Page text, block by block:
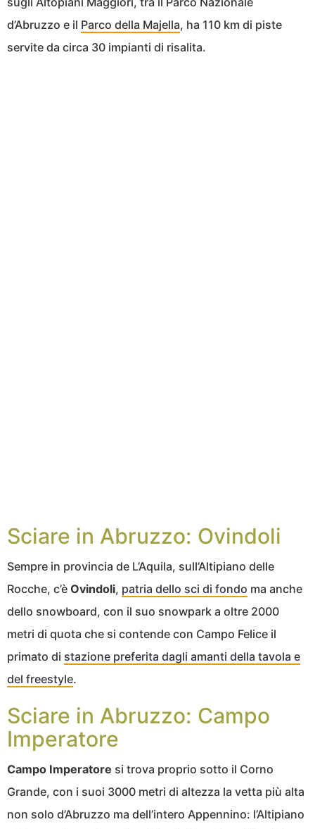
d’Abruzzo e il Parco della Majella, ha 110 km di piste
servite da circa 30 impianti di risalita.
Sciare in Abruzzo: Ovindoli
Sempre in provincia de L’Aquila, sull’Altipiano delle
Rocche, c’è Ovindoli, patria dello sci di fondo ma anche
dello snowboard, con il suo snowpark a oltre 2000
metri di quota che si contende con Campo Felice il
primato di stazione preferita dagli amanti della tavola e
del freestyle.
Sciare in Abruzzo: Campo
Imperatore
Campo Imperatore si trova proprio sotto il Corno
Grande, con i suoi 3000 metri di altezza la vetta più alta
non solo d’Abruzzo ma dell’intero Appennino: l’Altipiano